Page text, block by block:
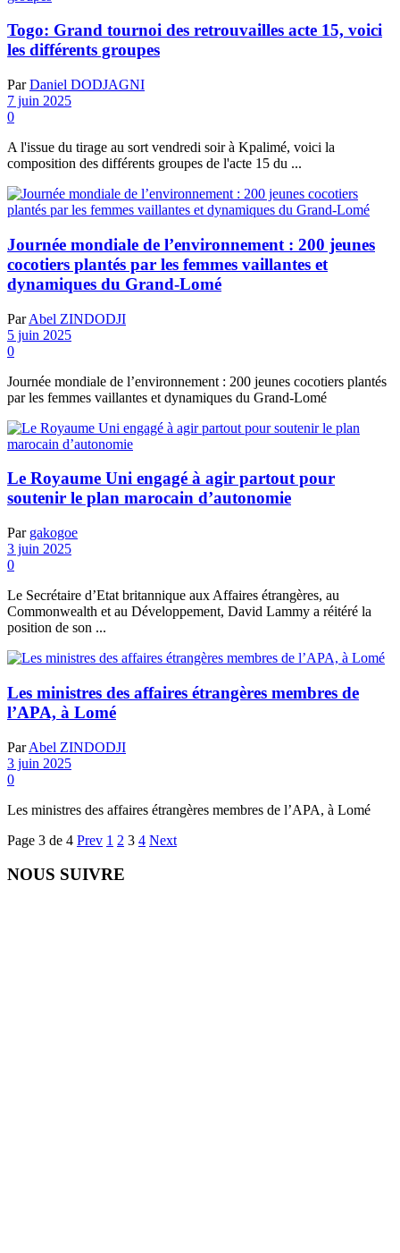
Togo: Grand tournoi des retrouvailles acte 15, voici
les différents groupes
Par Daniel DODJAGNI
7 juin 2025
0
A l'issue du tirage au sort vendredi soir à Kpalimé, voici la
composition des différents groupes de l'acte 15 du ...
Journée mondiale de l’environnement : 200 jeunes
cocotiers plantés par les femmes vaillantes et
dynamiques du Grand-Lomé
Par Abel ZINDODJI
5 juin 2025
0
Journée mondiale de l’environnement : 200 jeunes cocotiers plantés
par les femmes vaillantes et dynamiques du Grand-Lomé
Le Royaume Uni engagé à agir partout pour
soutenir le plan marocain d’autonomie
Par gakogoe
3 juin 2025
0
Le Secrétaire d’Etat britannique aux Affaires étrangères, au
Commonwealth et au Développement, David Lammy a réitéré la
position de son ...
Les ministres des affaires étrangères membres de
l’APA, à Lomé
Par Abel ZINDODJI
3 juin 2025
0
Les ministres des affaires étrangères membres de l’APA, à Lomé
Page 3 de 4 Prev 1 2 3 4 Next
NOUS SUIVRE